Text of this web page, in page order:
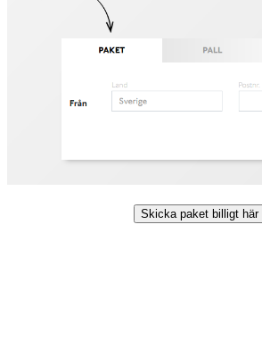
Skicka paket billigt här